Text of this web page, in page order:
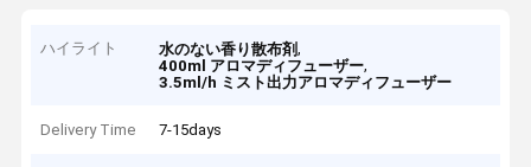
ハイライト 水のない香り散布剤,
400ml アロマディフューザー,
3.5ml/h ミスト出力アロマディフューザー
Delivery Time 7-15days